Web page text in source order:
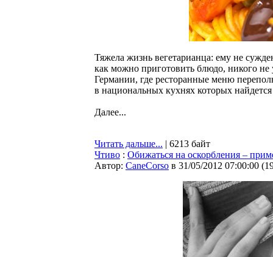
Тяжела жизнь вегетарианца: ему не
как можно приготовить блюдо, никого
Германии, где ресторанные меню
в национальных кухнях которых
Далее...
Читать дальше... | 6213 байт
Чтиво : Обижаться на оскорбления –
Автор: CaneCorso в 31/05/2012 07:00:00 (